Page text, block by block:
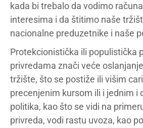
kada bi trebalo da vodimo
interesima i da štitimo naše
nacionalne preduzetnike i naše
Protekcionistička ili populistička
privredama znači veće
tržište, što se postiže ili višim
precenjenim kursom ili i jednim i
politika, kao što se vidi na
privreda, vodi rastu uvoza, kao